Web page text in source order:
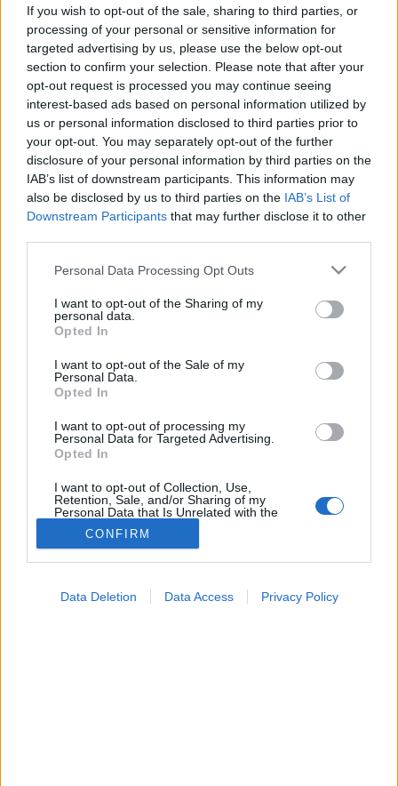
If you wish to opt-out of the sale, sharing to third parties, or
processing of your personal or sensitive information for
targeted advertising by us, please use the below opt-out
section to confirm your selection. Please note that after your
opt-out request is processed you may continue seeing
interest-based ads based on personal information utilized by
us or personal information disclosed to third parties prior to
your opt-out. You may separately opt-out of the further
disclosure of your personal information by third parties on the
IAB’s list of downstream participants. This information may
also be disclosed by us to third parties on the IAB’s List of
Downstream Participants that may further disclose it to other
Please note that this website/app uses one or more Google
not limited to your visit or usage behaviour. You may click to
grant or deny consent to Google and its third-party tags to
use your data for below specified purposes in below Google
consent section.
Personal Data Processing Opt Outs
I want to opt-out of the Sharing of my
personal data.
Opted In
I want to opt-out of the Sale of my
Personal Data.
Opted In
I want to opt-out of processing my
Personal Data for Targeted Advertising.
Opted In
I want to opt-out of Collection, Use,
Retention, Sale, and/or Sharing of my
Personal Data that Is Unrelated with the
Purposes for which it was collected.
Opted Out
CONFIRM
Data Deletion Data Access Privacy Policy
Betegségek
2024. május 06. 15:04